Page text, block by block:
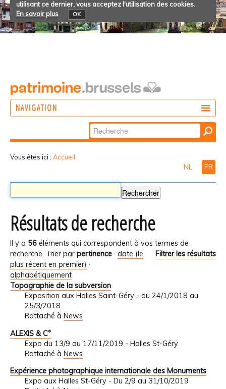
utilisant ce dernier, vous acceptez l'utilisation des cookies.
En savoir plus
OK
NAVIGATION
Chercher par
Recherche
Vous êtes ici : Accueil
NL FR
Résultats de recherche
Il y a 56 éléments qui correspondent à vos termes de
recherche.
Filtrer les résultats
Trier par pertinence · date (le
plus récent en premier) ·
alphabétiquement
Topographie de la subversion
Exposition aux Halles Saint-Géry - du 24/1/2018 au
25/3/2018
Rattaché à News
ALEXIS & C°
Expo du 13/9 au 17/11/2019 - Halles St-Géry
Rattaché à News
Expérience photographique internationale des Monuments
Expo aux Halles St-Géry - Du 2/9 au 31/10/2019